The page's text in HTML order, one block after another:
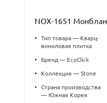
NOX-1651 Монблан
•
Тип товара — Кварц-
виниловая плитка
• Бренд — EcoClick
• Коллекция — Stone
•
Страна производства
— Южная Корея